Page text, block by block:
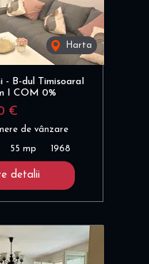
Harta
- B-dul TimisoaraI
I COM 0%
€
de vânzare
55 mp 1968
detalii